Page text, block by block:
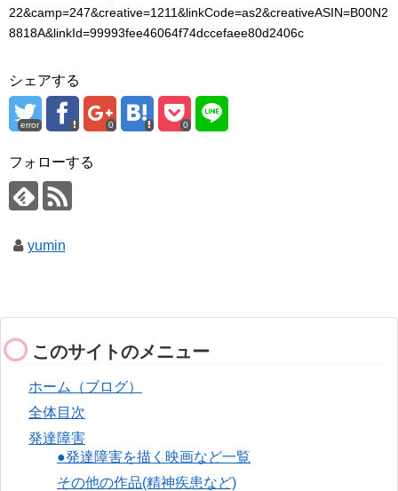
22&camp=247&creative=1211&linkCode=as2&creativeASIN=B00N2
8818A&linkId=99993fee46064f74dccefaee80d2406c
シェアする
error 0 0
フォローする
yumin
このサイトのメニュー
ホーム（ブログ）
全体目次
発達障害
●発達障害を描く映画など一覧
その他の作品(精神疾患など)